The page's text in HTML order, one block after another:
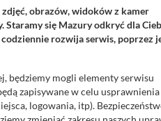
do układu
na
i przejazd
obrazów, widoków z kamer
Staramy się Mazury odkryć dla
rozwija serwis, poprzez
będziemy mogli elementy serwisu
zapisywane w celu
logowania, itp).